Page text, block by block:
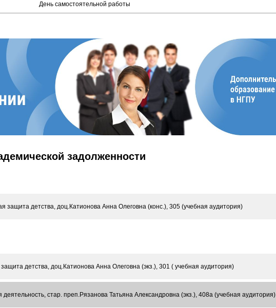
День самостоятельной работы
задолженности
защита детства, доц.Катионова Анна Олеговна (конс.), 305 (учебная аудитория)
детства, доц.Катионова Анна Олеговна (экз.), 301 ( учебная аудитория)
деятельность, стар. преп.Рязанова Татьяна Александровна (экз.), 408а (учебная аудитория)